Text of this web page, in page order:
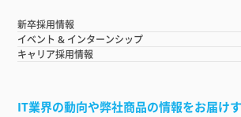
新卒採用情報
イベント & インターンシップ
キャリア採用情報
IT業界の動向や弊社商品の情報をお届け